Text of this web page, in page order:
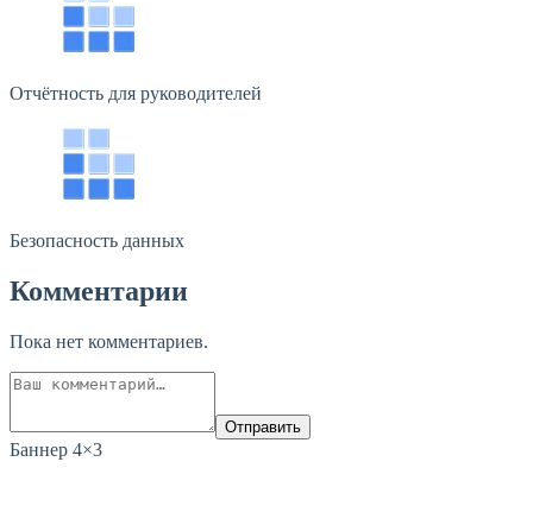
Отчётность для руководителей
Безопасность данных
Комментарии
Пока нет комментариев.
Отправить
Баннер 4×3